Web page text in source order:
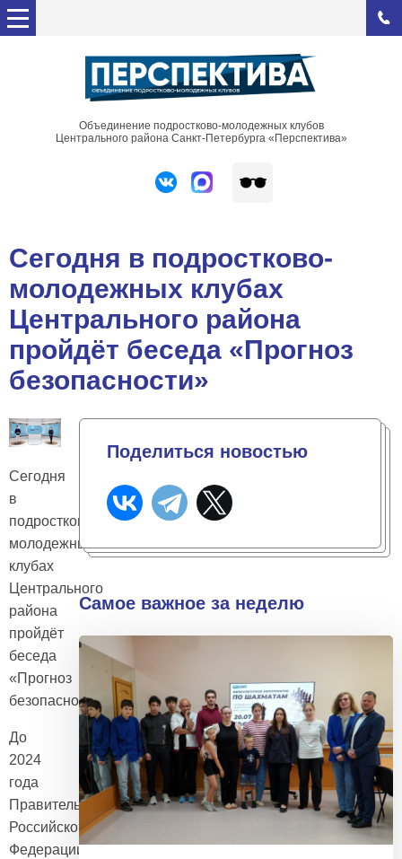
Объединение подростково-молодежных клубов
Центрального района Санкт-Петербурга «Перспектива»
Сегодня в подростково-
молодежных клубах
Центрального района
пройдёт беседа «Прогноз
безопасности»
Сегодня
в
подростково-
молодежных
клубах
Центрального
района
пройдёт
беседа
«Прогноз
безопасности»
До
2024
года
Правительством
Российской
Федерации
Поделиться новостью
Самое важное за неделю